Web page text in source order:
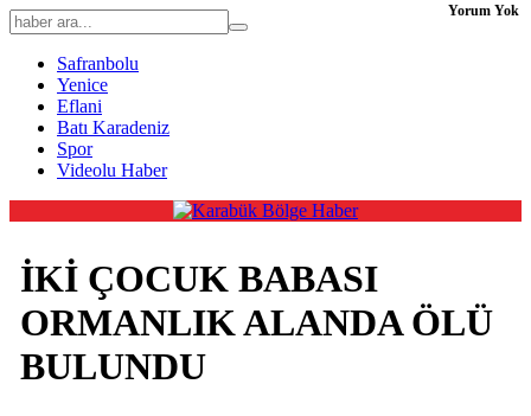
Safranbolu
Yenice
Eflani
Batı Karadeniz
Spor
Videolu Haber
İKİ ÇOCUK BABASI
ORMANLIK ALANDA ÖLÜ
BULUNDU
Yorum Yok